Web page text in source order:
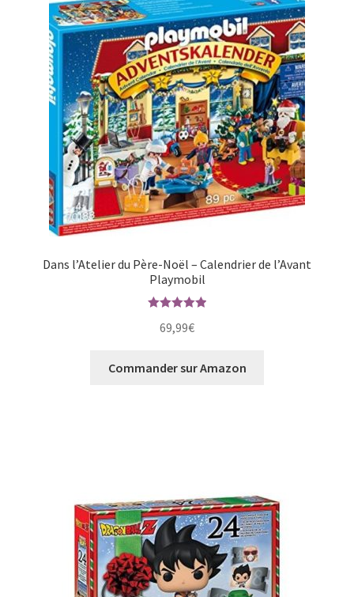
Dans l’Atelier du Père-Noël – Calendrier de l’Avant
Playmobil
sur 5
69,99€
Commander sur Amazon